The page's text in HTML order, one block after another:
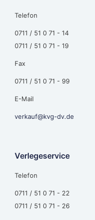
Telefon
0711 / 51 0 71 - 14
0711 / 51 0 71 - 19
Fax
0711 / 51 0 71 - 99
E-Mail
verkauf@kvg-dv.de
Verlegeservice
Telefon
0711 / 51 0 71 - 22
0711 / 51 0 71 - 26